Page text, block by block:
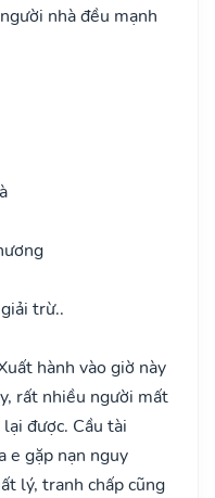
nhà đều mạnh
trừ..
hành vào giờ này
rất nhiều người mất
được. Cầu tài
e gặp nạn nguy
lý, tranh chấp cũng